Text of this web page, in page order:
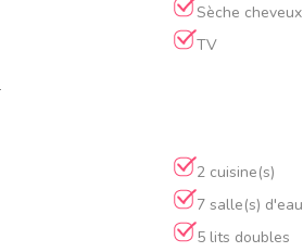
Sèche cheveux
TV
2 cuisine(s)
7 salle(s) d'eau
5 lits doubles